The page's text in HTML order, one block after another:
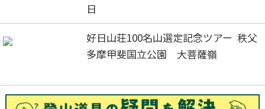
日
好日山荘100名山選定記念ツアー 秩父
多摩甲斐国立公園 大菩薩嶺